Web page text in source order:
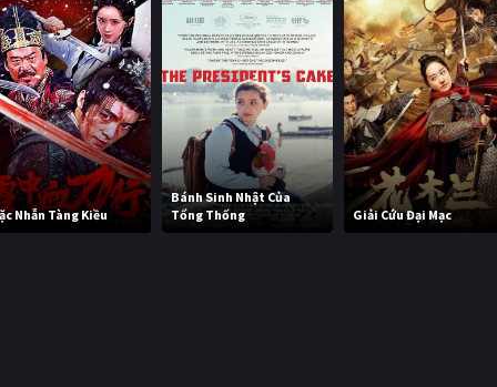
Nhẫn Tàng Kiều
Bánh Sinh Nhật Của
Tổng Thống
Giải Cứu Đại Mạc